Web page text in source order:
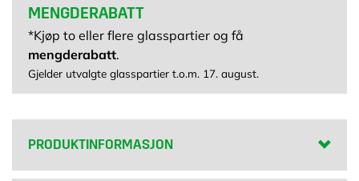
MENGDERABATT
*Kjøp to eller flere glasspartier og få
mengderabatt.
Gjelder utvalgte glasspartier t.o.m. 17. august.
PRODUKTINFORMASJON